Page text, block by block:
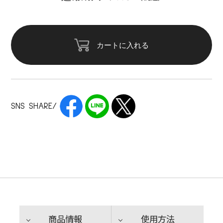
カートに入れる
SNS SHARE/
商品情報 使用方法